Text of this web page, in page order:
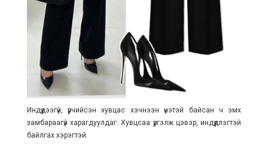
Индүүдээгүй, үрчийсэн хувцас хэчнээн үнэтэй байсан ч эмх
замбараагүй харагдуулдаг. Хувцсаа үргэлж цэвэр, индүүдлэгтэй
байлгах хэрэгтэй.